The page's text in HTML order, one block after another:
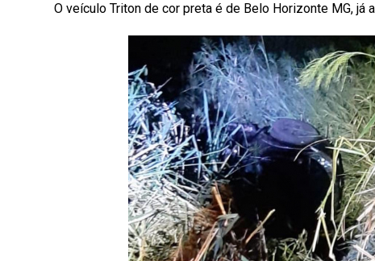
O veículo Triton de cor preta é de Belo Horizonte MG, já